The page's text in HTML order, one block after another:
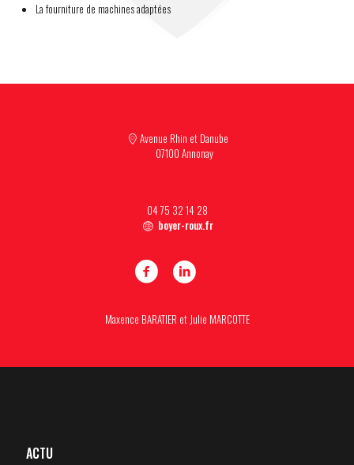
La fourniture de machines adaptées
Avenue Rhin et Danube
07100 Annonay
04 75 32 14 28
boyer-roux.fr
Maxence BARATIER et Julie MARCOTTE
ACTU